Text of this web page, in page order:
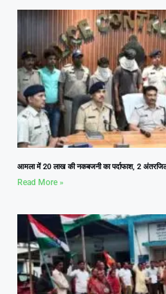
आमला में 20 लाख की नकबजनी का पर्दाफाश, 2
Read More »